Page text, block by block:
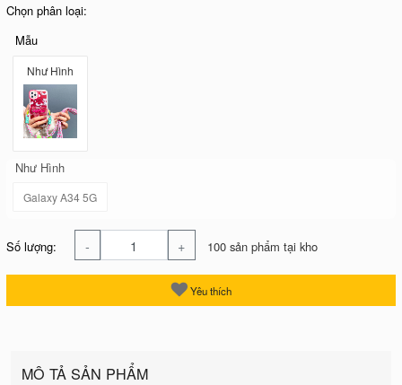
Chọn phân loại:
Mẫu
Như Hình
Như Hình
Galaxy A34 5G
Số lượng: - + 100 sản phẩm tại kho
Yêu thích
MÔ TẢ SẢN PHẨM